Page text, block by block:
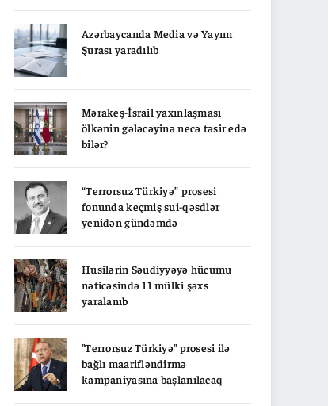
Azərbaycanda Media və Yayım
Şurası yaradılıb
Mərakeş-İsrail yaxınlaşması
ölkənin gələcəyinə necə təsir edə
bilər?
“Terrorsuz Türkiyə” prosesi
fonunda keçmiş sui-qəsdlər
yenidən gündəmdə
Husilərin Səudiyyəyə hücumu
nəticəsində 11 mülki şəxs
yaralanıb
"Terrorsuz Türkiyə" prosesi ilə
bağlı maarifləndirmə
kampaniyasına başlanılacaq